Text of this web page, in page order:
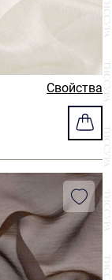
Свойства